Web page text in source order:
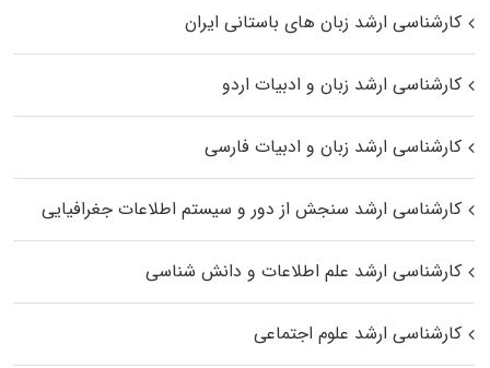
کارشناسی ارشد زبان‌ های باستانی ایران
کارشناسی ارشد زبان و ادبیات اردو
کارشناسی ارشد زبان و ادبیات فارسی
کارشناسی ارشد سنجش از دور و سیستم اطلاعات جغرافیایی
کارشناسی ارشد علم اطلاعات و دانش شناسی
کارشناسی ارشد علوم اجتماعی